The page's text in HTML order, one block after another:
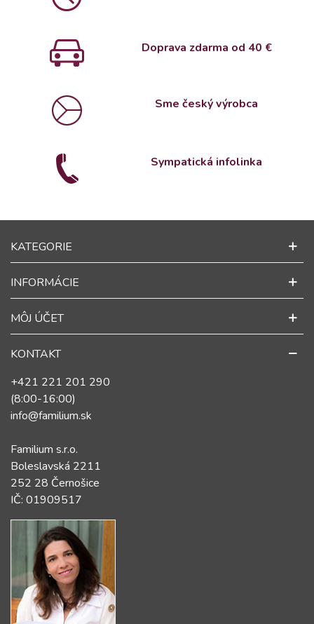
Doprava zdarma od 40 €
Sme český výrobca
Sympatická infolinka
KATEGORIE
INFORMÁCIE
MÔJ ÚČET
KONTAKT
+421 221 201 290
(8:00-16:00)
info@familium.sk
Familium s.r.o.
Boleslavská 2211
252 28 Černošice
IČ: 01909517